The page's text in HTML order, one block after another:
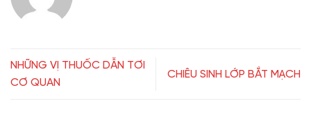
NHỮNG VỊ THUỐC DẪN TƠI
CƠ QUAN
CHIÊU SINH LỚP BẮT MẠCH